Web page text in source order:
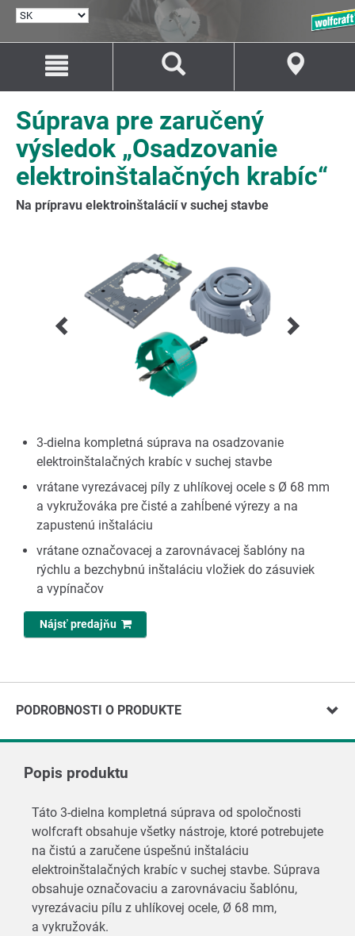
Obsah
Navigáciu
Súprava pre zaručený
výsledok „Osadzovanie
elektroinštalačných krabíc“
Na prípravu elektroinštalácií v suchej stavbe
3-dielna kompletná súprava na osadzovanie
elektroinštalačných krabíc v suchej stavbe
vrátane vyrezávacej píly z uhlíkovej ocele s Ø 68 mm
a vykružováka pre čisté a zahĺbené výrezy a na
zapustenú inštaláciu
vrátane označovacej a zarovnávacej šablóny na
rýchlu a bezchybnú inštaláciu vložiek do zásuviek
a vypínačov
Nájsť predajňu
PODROBNOSTI O PRODUKTE
Popis produktu
Táto 3-dielna kompletná súprava od spoločnosti
wolfcraft obsahuje všetky nástroje, ktoré potrebujete
na čistú a zaručene úspešnú inštaláciu
elektroinštalačných krabíc v suchej stavbe. Súprava
obsahuje označovaciu a zarovnávaciu šablónu,
vyrezávaciu pílu z uhlíkovej ocele, Ø 68 mm,
a vykružovák.